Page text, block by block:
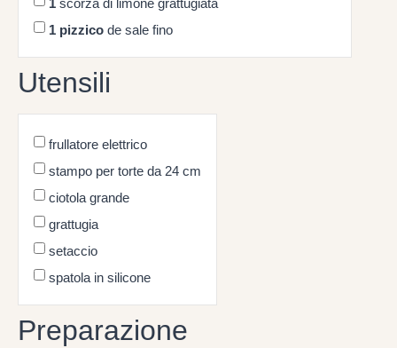
1 pizzico de sale fino
Utensili
frullatore elettrico
stampo per torte da 24 cm
ciotola grande
grattugia
setaccio
spatola in silicone
Preparazione